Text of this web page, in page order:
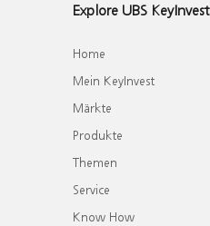
Explore UBS KeyInvest
Home
Mein KeyInvest
Märkte
Produkte
Themen
Service
Know How